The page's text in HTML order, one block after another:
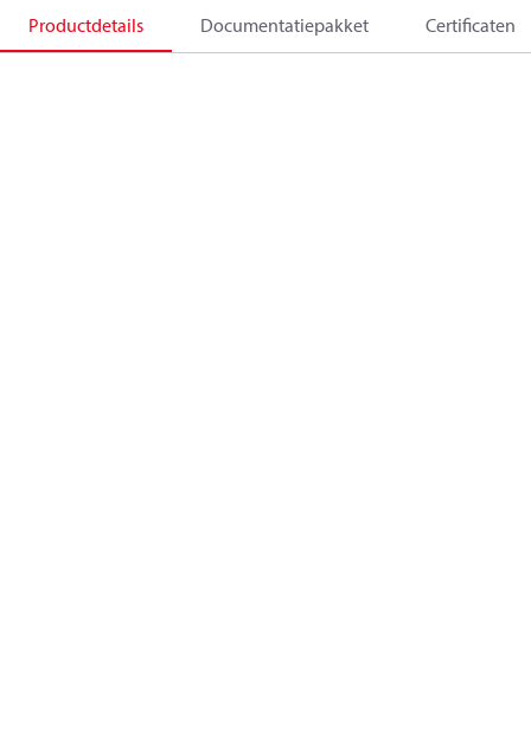
Productdetails Documentatiepakket Certificaten